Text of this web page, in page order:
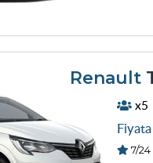
Renault
x5
7/24